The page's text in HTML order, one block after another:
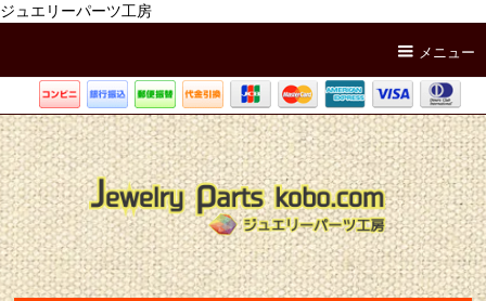
ジュエリーパーツ工房
メニュー